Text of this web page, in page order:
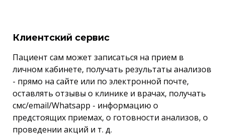
Клиентский сервис
Пациент сам может записаться на прием в
личном кабинете, получать результаты анализов
- прямо на сайте или по электронной почте,
оставлять отзывы о клинике и врачах, получать
смс/email/Whatsapp - информацию о
предстоящих приемах, о готовности анализов, о
проведении акций и т. д.